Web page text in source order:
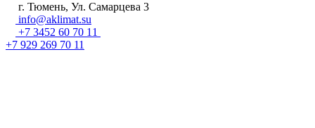
г. Тюмень, Ул. Самарцева 3
info@aklimat.su
+7 3452 60 70 11
+7 929 269 70 11